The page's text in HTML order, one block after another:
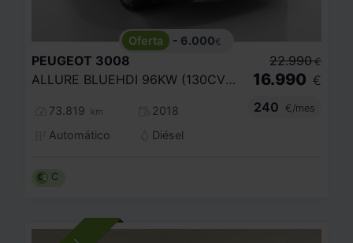
- 6.000€
PEUGEOT 3008
ALLURE BLUEHDI 96KW (130CV) S
73.819 km
2018
Automático
Diésel
22.990 €
16.990 €
240
€/mes
C